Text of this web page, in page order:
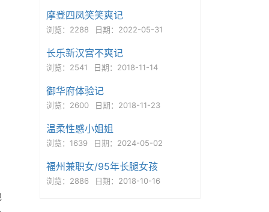
摩登四凤笑笑爽记
浏览：2288 日期：2022-05-31
长乐新汉宫不爽记
浏览：2541 日期：2018-11-14
御华府体验记
浏览：2600 日期：2018-11-23
温柔性感小姐姐
浏览：1639 日期：2024-05-02
福州兼职女/95年长腿女孩
浏览：2886 日期：2018-10-16